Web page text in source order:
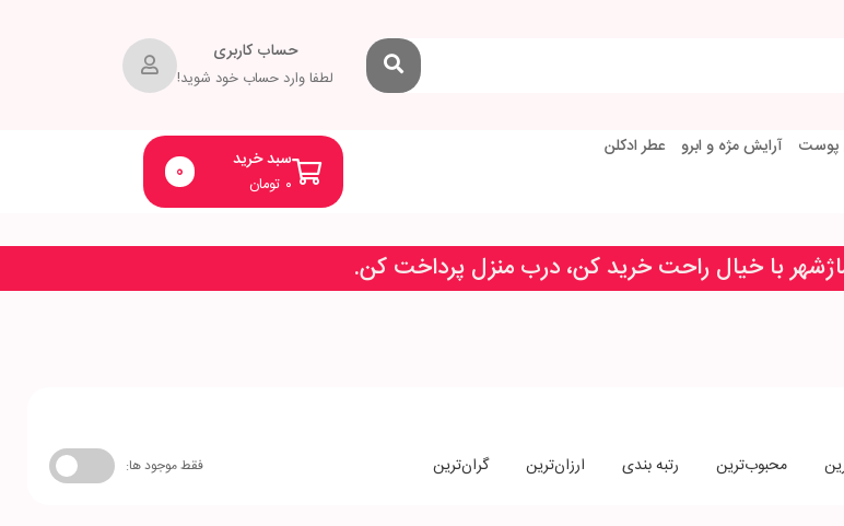
حساب کاربری
لطفا وارد حساب خود شوید!
پوست آرایش مژه و ابرو عطر ادکلن سبد خرید
تومان ۰ 0
با خیال راحت خرید کن، درب منزل پرداخت کن.
محبوب‌ترین رتبه بندی ارزان‌ترین گران‌ترین فقط موجود ها: